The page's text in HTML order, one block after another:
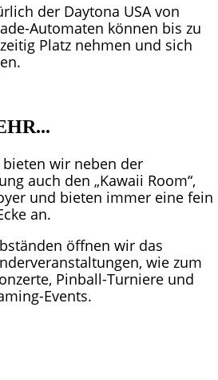
der Daytona USA von
Automaten können bis zu
Platz nehmen und sich
wir neben der
auch den „Kawaii Room“,
und bieten immer eine fein
an.
öffnen wir das
wie zum
Pinball-Turniere und
Events.